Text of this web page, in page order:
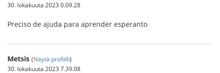
30. lokakuuta 2023 0.09.28
Preciso de ajuda para aprender esperanto
Metsis (Näytä profiilli)
30. lokakuuta 2023 7.39.08